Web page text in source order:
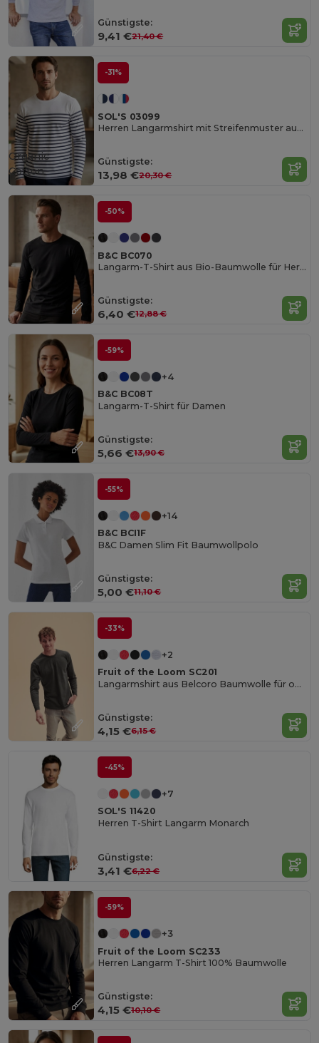
Günstigste:
9,41 €21,40 €
-31%
SOL'S 03099
Herren Langarmshirt mit Streifenmuster aus Baumwolle
Günstigste:
13,98 €20,30 €
Organic
Cotton
-50%
B&C BC070
Langarm-T-Shirt aus Bio-Baumwolle für Herren
Günstigste:
6,40 €12,88 €
-59%
+4
B&C BC08T
Langarm-T-Shirt für Damen
Günstigste:
5,66 €13,90 €
-55%
+14
B&C BCI1F
B&C Damen Slim Fit Baumwollpolo
Günstigste:
5,00 €11,10 €
-33%
+2
Fruit of the Loom SC201
Langarmshirt aus Belcoro Baumwolle für optimalen Druck
Günstigste:
4,15 €6,15 €
-45%
+7
SOL'S 11420
Herren T-Shirt Langarm Monarch
Günstigste:
3,41 €6,22 €
-59%
+3
Fruit of the Loom SC233
Herren Langarm T-Shirt 100% Baumwolle
Günstigste:
4,15 €10,10 €